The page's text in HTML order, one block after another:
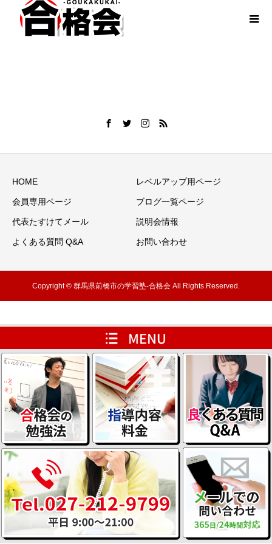
HOME レベルアップ用ページ
会員専用ページ ブログ一覧ページ
代表たすけてメール 説明会情報
よくある質問 Q&A お問い合わせ
Copyright © 群馬県前橋市の学習塾-合格会 All Rights Reserved.